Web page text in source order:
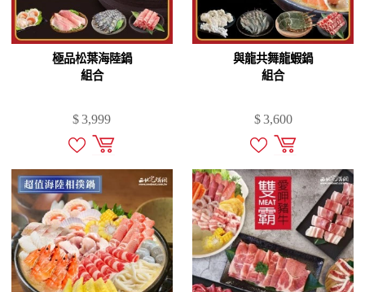
極品松葉海陸鍋
組合
$3,999
與龍共舞龍蝦鍋
組合
$3,600